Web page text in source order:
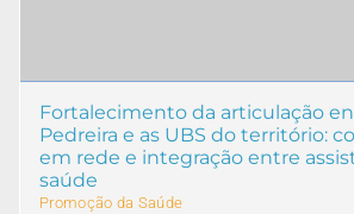
Fortalecimento da articulação
Pedreira e as UBS do território:
em rede e integração entre
saúde
Promoção da Saúde